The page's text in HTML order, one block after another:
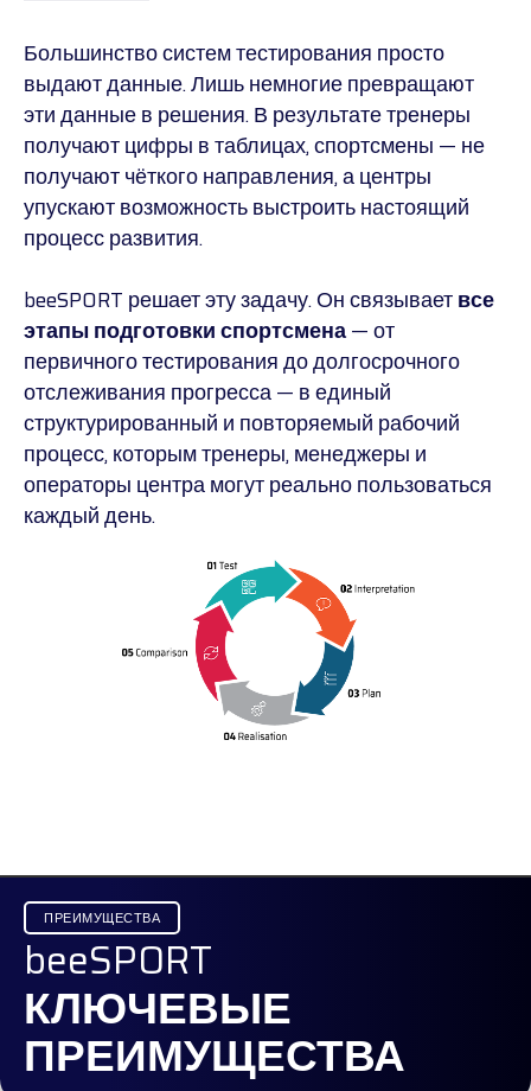
Большинство систем тестирования просто
выдают данные. Лишь немногие превращают
эти данные в решения. В результате тренеры
получают цифры в таблицах, спортсмены — не
получают чёткого направления, а центры
упускают возможность выстроить настоящий
процесс развития.
beeSPORT решает эту задачу. Он связываетвсе
этапы подготовки спортсмена— от
первичного тестирования до долгосрочного
отслеживания прогресса — в единый
структурированный и повторяемый рабочий
процесс, которым тренеры, менеджеры и
операторы центра могут реально пользоваться
каждый день.
ПРЕИМУЩЕСТВА
beeSPORT
КЛЮЧЕВЫЕ
ПРЕИМУЩЕСТВА